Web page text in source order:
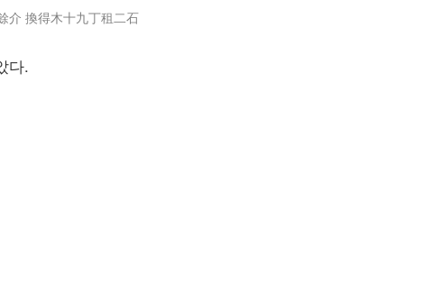
介 換得木十九丁租二石
다.